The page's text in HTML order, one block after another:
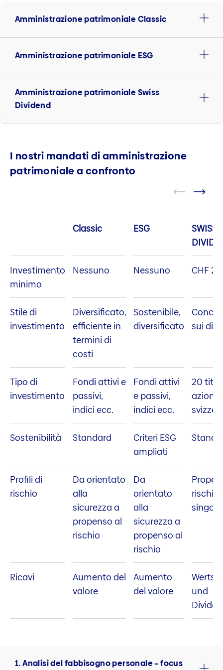
Amministrazione patrimoniale Classic
Amministrazione patrimoniale ESG
Amministrazione patrimoniale Swiss
Dividend
I nostri mandati di amministrazione
patrimoniale a confronto
Classic ESG
SWISS
Investimento
minimo
Nessuno Nessuno CHF
Stile di
investimento
Diversificato,
efficiente in
termini di
costi
Sostenibile,
diversificato
sui
Tipo di
investimento
Fondi attivi e
passivi,
indici ecc.
Fondi attivi
e passivi,
indici ecc.
20 titoli
svizzeri
Sostenibilità Standard
Criteri ESG
ampliati
Profili di
rischio
Da orientato
alla
sicurezza a
propenso al
rischio
Da
orientato
alla
sicurezza a
propenso al
rischio
rischio
singoli)
Ricavi
Aumento del
valore
Aumento
del valore
und
1. Analisi del fabbisogno personale – focus